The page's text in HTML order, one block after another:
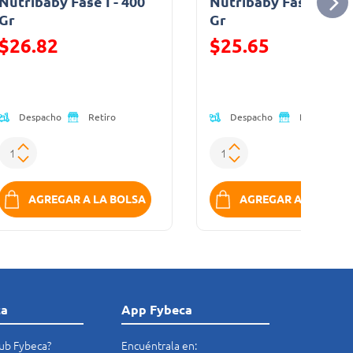
Gr
$26.82
Despacho Retiro
AGREGAR A LA BOLSA
Gr
$25.65
Despacho Retiro
AGREGAR A LA
Fybeca?
App Fybeca
Encuéntrala en: